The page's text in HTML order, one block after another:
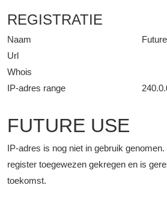
REGISTRATIE
Naam
Url
Whois
IP-adres range
FUTURE USE
IP-adres is nog niet in gebruik
register toegewezen gekregen en is
toekomst.